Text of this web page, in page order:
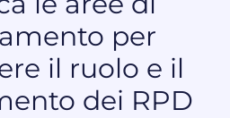
per
il ruolo e il
dei RPD